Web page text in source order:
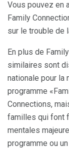
Vous pouvez en
Family
sur le trouble de
En plus de
similaires sont
nationale pour la
programme
Connections,
familles qui font
mentales
programme ou